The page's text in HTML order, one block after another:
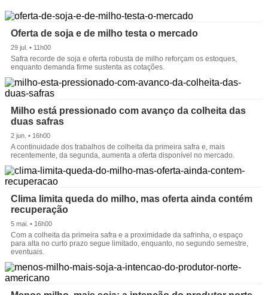
Oferta de soja e de milho testa o mercado
29 jul. • 11h00
Safra recorde de soja e oferta robusta de milho reforçam os estoques,
enquanto demanda firme sustenta as cotações.
Milho está pressionado com avanço da colheita das
duas safras
2 jun. • 16h00
A continuidade dos trabalhos de colheita da primeira safra e, mais
recentemente, da segunda, aumenta a oferta disponível no mercado.
Clima limita queda do milho, mas oferta ainda contém
recuperação
5 mai. • 16h00
Com a colheita da primeira safra e a proximidade da safrinha, o espaço
para alta no curto prazo segue limitado, enquanto, no segundo semestre,
eventuais.